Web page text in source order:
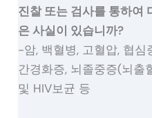
진찰 또는 검사를 통하여
은 사실이 있습니까?
-암, 백혈병, 고혈압, 협심
간경화증, 뇌졸중증(뇌출
및 HIV보균 등